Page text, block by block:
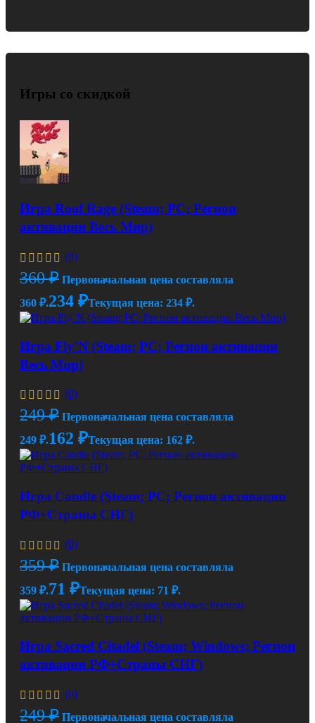
Игры со скидкой
Игра Roof Rage (Steam; PC; Регион
активации Весь Мир)
(0)
360₽ Первоначальная цена составляла
360 ₽.234 ₽Текущая цена: 234 ₽.
Игра Fly’N (Steam; PC; Регион активации
Весь Мир)
(0)
249₽ Первоначальная цена составляла
249 ₽.162 ₽Текущая цена: 162 ₽.
Игра Candle (Steam; PC; Регион активации
РФ+Страны СНГ)
(0)
359₽ Первоначальная цена составляла
359 ₽.71 ₽Текущая цена: 71 ₽.
Игра Sacred Citadel (Steam; Windows; Регион
активации РФ+Страны СНГ)
(0)
249₽ Первоначальная цена составляла